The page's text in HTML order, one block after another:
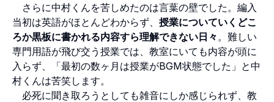
さらに中村くんを苦しめたのは言葉の壁でした。編入
当初は英語がほとんどわからず、 授業についていくどこ
ろか黒板に書かれる内容すら理解できない日々 。難しい
専門用語が飛び交う授業では、教室にいても内容が頭に
入らず、「最初の数ヶ月は授業がBGM状態でした」と中
村くんは苦笑します。
必死に聞き取ろうとしても雑音にしか感じられず、教